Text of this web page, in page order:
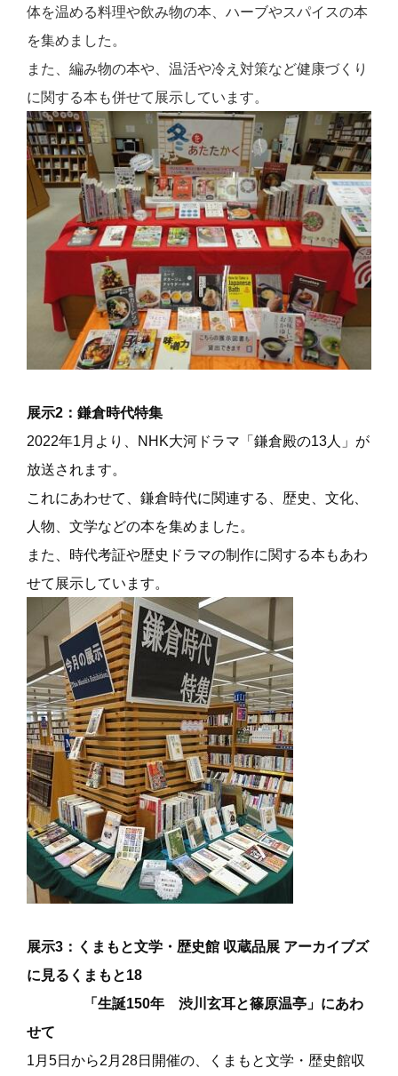
体を温める料理や飲み物の本、ハーブやスパイスの本
を集めました。
また、編み物の本や、温活や冷え対策など健康づくり
に関する本も併せて展示しています。
展示2：鎌倉時代特集
2022年1月より、NHK大河ドラマ「鎌倉殿の13人」が
放送されます。
これにあわせて、鎌倉時代に関連する、歴史、文化、
人物、文学などの本を集めました。
また、時代考証や歴史ドラマの制作に関する本もあわ
せて展示しています。
展示3：くまもと文学・歴史館 収蔵品展 アーカイブズ
に見るくまもと18
「生誕150年 渋川玄耳と篠原温亭」にあわ
せて
1月5日から2月28日開催の、くまもと文学・歴史館収